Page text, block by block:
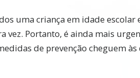
uma criança em idade
vez. Portanto, é ainda mais
de prevenção cheguem